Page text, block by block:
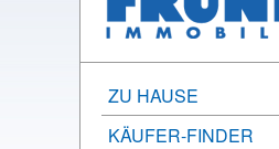
ZU HAUSE
KÄUFER-FINDER